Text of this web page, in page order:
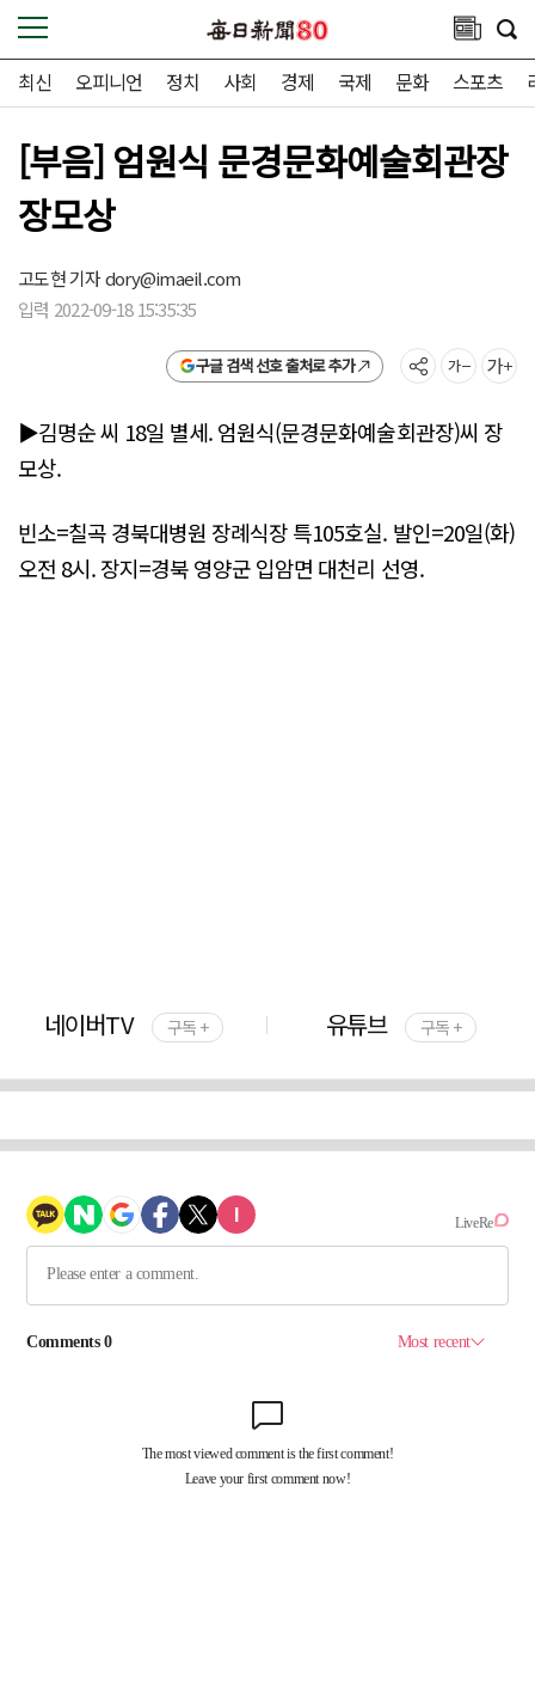
최신 오피니언 정치 사회 경제 국제 문화 스포츠
[부음] 엄원식 문경문화예술회관장
장모상
고도현 기자dory@imaeil.com
입력 2022-09-18 15:35:35
구글 검색 선호 출처로 추가
▶김명순 씨 18일 별세. 엄원식(문경문화예술회관장)씨 장
모상.
빈소=칠곡 경북대병원 장례식장 특105호실. 발인=20일(화)
오전 8시. 장지=경북 영양군 입암면 대천리 선영.
네이버TV 구독 + 유튜브 구독 +